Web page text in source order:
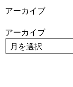
アーカイブ
アーカイブ